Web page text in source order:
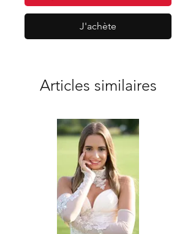
J'achète
Articles similaires